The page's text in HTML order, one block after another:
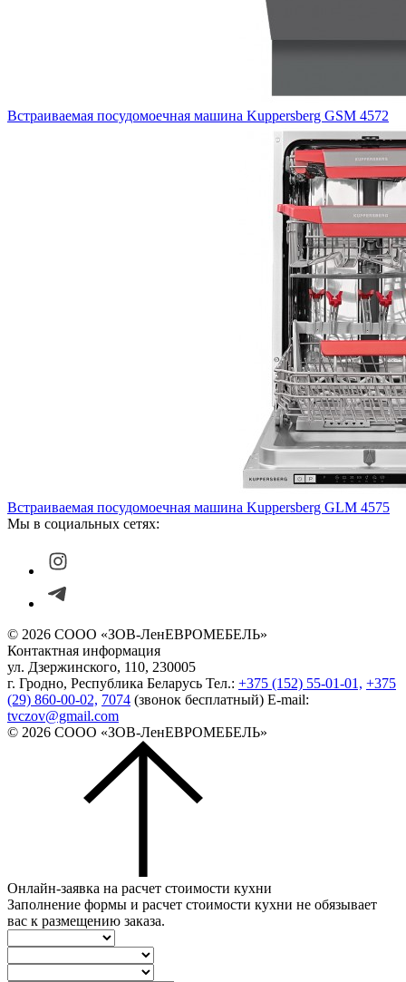
Встраиваемая посудомоечная машина Kuppersberg GSM 4572
Встраиваемая посудомоечная машина Kuppersberg GLM 4575
Мы в социальных сетях:
© 2026 СООО «ЗОВ-ЛенЕВРОМЕБЕЛЬ»
Контактная информация
ул. Дзержинского, 110, 230005
г. Гродно, Республика Беларусь Тел.: +375 (152) 55-01-01, +375
(29) 860-00-02, 7074 (звонок бесплатный) E-mail:
tvczov@gmail.com
© 2026 СООО «ЗОВ-ЛенЕВРОМЕБЕЛЬ»
Онлайн-заявка на расчет стоимости кухни
Заполнение формы и расчет стоимости кухни не обязывает
вас к размещению заказа.